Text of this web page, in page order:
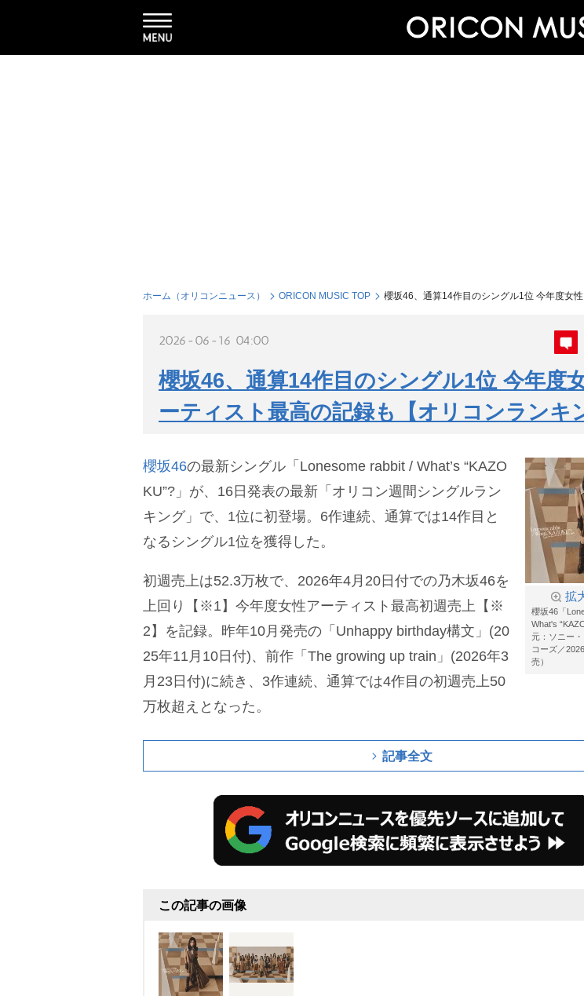
ホーム（オリコンニュース） ORICON MUSIC TOP 櫻坂46、通算14作目のシングル1位 今年度女
2026-06-16 04:00
櫻坂46、通算14作目のシングル1位 今年度
ーティスト最高の記録も【オリコンランキ
拡
櫻坂46「
What's
元：ソニー
コーズ／
売）
櫻坂46の最新シングル「Lonesome rabbit / What’s “KAZO
KU”?」が、16日発表の最新「オリコン週間シングルラン
キング」で、1位に初登場。6作連続、通算では14作目と
なるシングル1位を獲得した。
初週売上は52.3万枚で、2026年4月20日付での乃木坂46を
上回り【※1】今年度女性アーティスト最高初週売上【※
2】を記録。昨年10月発売の「Unhappy birthday構文」(20
25年11月10日付)、前作「The growing up train」(2026年3
月23日付)に続き、3作連続、通算では4作目の初週売上50
万枚超えとなった。
記事全文
この記事の画像